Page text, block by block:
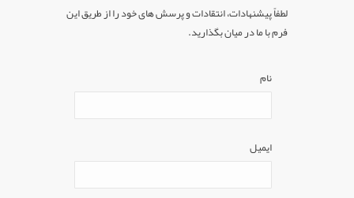
لطفاً پیشنهادات، انتقادات و پرسش های خود را از طریق این
فرم با ما در میان بگذارید.
نام
ایمیل